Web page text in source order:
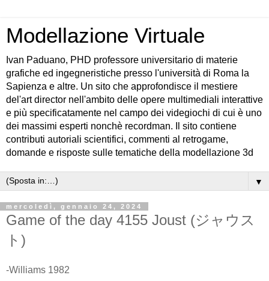
Modellazione Virtuale
Ivan Paduano, PHD professore universitario di materie
grafiche ed ingegneristiche presso l'università di Roma la
Sapienza e altre. Un sito che approfondisce il mestiere
del'art director nell'ambito delle opere multimediali interattive
e più specificatamente nel campo dei videgiochi di cui è uno
dei massimi esperti nonchè recordman. Il sito contiene
contributi autoriali scientifici, commenti al retrogame,
domande e risposte sulle tematiche della modellazione 3d
▼
mercoledì, gennaio 24, 2024
Game of the day 4155 Joust (ジャウス
ト)
-Williams 1982